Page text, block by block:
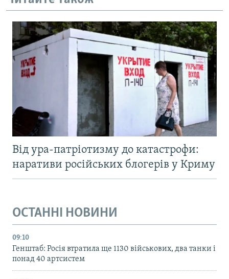
Від ура-патріотизму до катастрофи:
наративи російських блогерів у Криму
ОСТАННІ НОВИНИ
09:10
Генштаб: Росія втратила ще 1130 військових, два танки і
понад 40 артсистем